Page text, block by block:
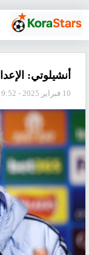
أنشيلوتي:
10 فبراير 2025 - 9:52 م